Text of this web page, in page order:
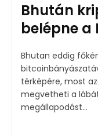
Bhután
belépne a
Bhutan eddig
térképére, most
megvetheti a lábát a
megállapodást...